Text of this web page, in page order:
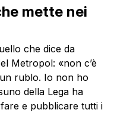
mette nei
che dice da
Metropol: «non c’è
rublo. Io non ho
della Lega ha
e pubblicare tutti i